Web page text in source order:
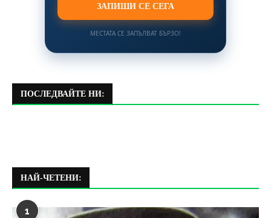
ЗАПИШИ СЕ СЕГА
МЕСТАТА СЕ ЗАПЪЛВАТ БЪРЗО!
ПОСЛЕДВАЙТЕ НИ:
НАЙ-ЧЕТЕНИ:
1